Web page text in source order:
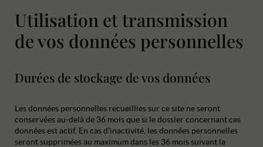
Utilisation et transmission
de vos données personnelles
Durées de stockage de vos données
Les données personnelles recueillies sur ce site ne seront
conservées au-delà de 36 mois que si le dossier concernant ces
données est actif. En cas d’inactivité, les données personnelles
seront supprimées au maximum dans les 36 mois suivant la